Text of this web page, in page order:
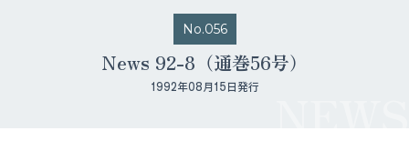
No.056
News 92-8（通巻56号）
1992年08月15日発行